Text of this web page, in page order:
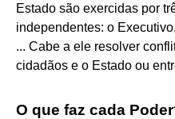
Estado são exercidas por
independentes: o
... Cabe a ele resolver
cidadãos e o Estado ou
O que faz cada